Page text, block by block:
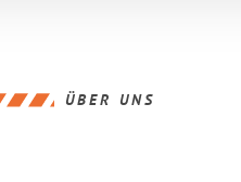
ÜBER UNS